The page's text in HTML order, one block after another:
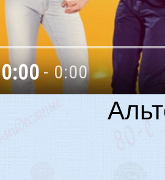
0:00- 0:00